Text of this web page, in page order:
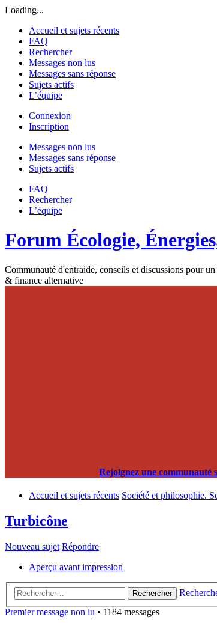
Loading...
Accueil et sujets récents
FAQ
Rechercher
Messages non lus
Messages sans réponse
Sujets actifs
L’équipe
Connexion
Inscription
Messages non lus
Messages sans réponse
Sujets actifs
FAQ
Rechercher
L’équipe
Forum Écologie,
Communauté d'entraide, conseils et discussions pour
& finance alternative
Rejoignez une communauté
Accueil et sujets récents Société et philosophie.
Turbicône
Nouveau sujet Répondre
Aperçu avant impression
Rechercher
Premier message non lu • 1184 messages